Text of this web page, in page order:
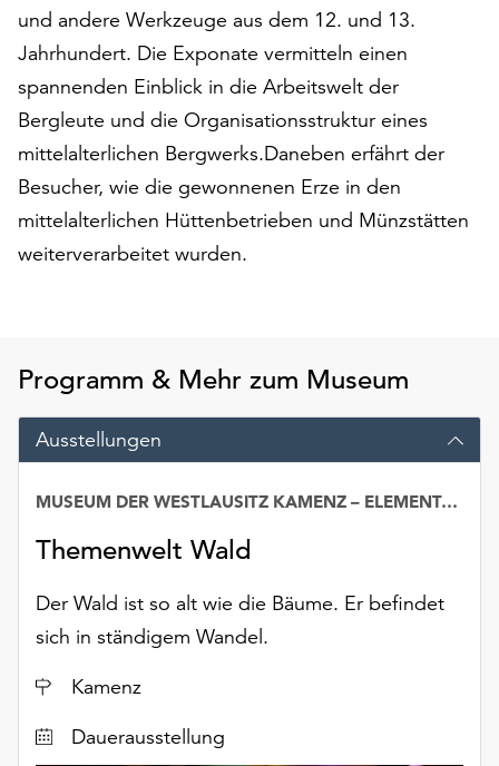
Einverständnis
weiterhin
ausgeführt.
Möchten
Sie
die
verwendeten
Cookies
anpassen,
über
Schaltfläche
„Auswählen“.
Weitere
finden
unserer
Datenschutzerklärung
oder
dem
Impressum
und andere Werkzeuge aus dem 12. und 13.
Jahrhundert. Die Exponate vermitteln einen
spannenden Einblick in die Arbeitswelt der
Bergleute und die Organisationsstruktur eines
mittelalterlichen Bergwerks.Daneben erfährt der
Besucher, wie die gewonnenen Erze in den
mittelalterlichen Hüttenbetrieben und Münzstätten
weiterverarbeitet wurden.
Programm & Mehr zum Museum
Ausstellungen
Themenwelt Wald
MUSEUM DER WESTLAUSITZ KAMENZ – ELEMENTARIUM
Der Wald ist so alt wie die Bäume. Er befindet
sich in ständigem Wandel.
Ort
Kamenz
Datum
Dauerausstellung